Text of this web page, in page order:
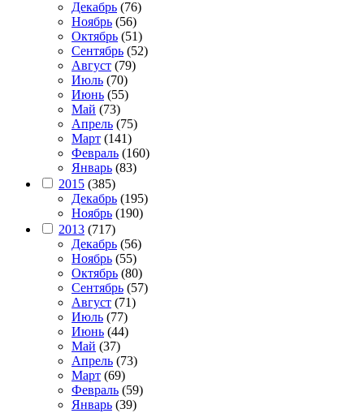
Декабрь (76)
Ноябрь (56)
Октябрь (51)
Сентябрь (52)
Август (79)
Июль (70)
Июнь (55)
Май (73)
Апрель (75)
Март (141)
Февраль (160)
Январь (83)
2015 (385)
Декабрь (195)
Ноябрь (190)
2013 (717)
Декабрь (56)
Ноябрь (55)
Октябрь (80)
Сентябрь (57)
Август (71)
Июль (77)
Июнь (44)
Май (37)
Апрель (73)
Март (69)
Февраль (59)
Январь (39)